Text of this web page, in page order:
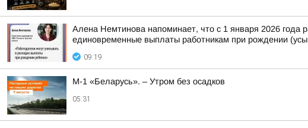
Алена Немтинова напоминает, что с 1 января 2026 года
единовременные выплаты работникам при рождении
09:19
М-1 «Беларусь». – Утром без осадков
05:31